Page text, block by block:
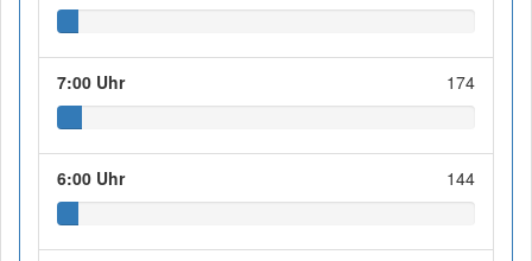
7:00 Uhr 174
6:00 Uhr 144